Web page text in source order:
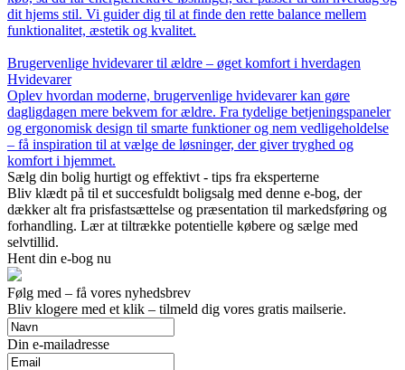
dit hjems stil. Vi guider dig til at finde den rette balance mellem
funktionalitet, æstetik og kvalitet.
Brugervenlige hvidevarer til ældre – øget komfort i hverdagen
Hvidevarer
Oplev hvordan moderne, brugervenlige hvidevarer kan gøre
dagligdagen mere bekvem for ældre. Fra tydelige betjeningspaneler
og ergonomisk design til smarte funktioner og nem vedligeholdelse
– få inspiration til at vælge de løsninger, der giver tryghed og
komfort i hjemmet.
Sælg din bolig hurtigt og effektivt - tips fra eksperterne
Bliv klædt på til et succesfuldt boligsalg med denne e-bog, der
dækker alt fra prisfastsættelse og præsentation til markedsføring og
forhandling. Lær at tiltrække potentielle købere og sælge med
selvtillid.
Hent din e-bog nu
Følg med – få vores nyhedsbrev
Bliv klogere med et klik – tilmeld dig vores gratis mailserie.
Din e-mailadresse